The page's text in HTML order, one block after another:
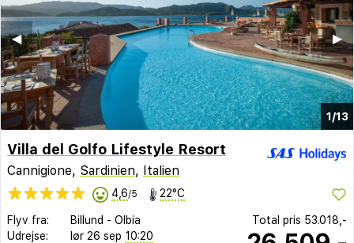
1/13
▶︎
◀︎
Villa del Golfo Lifestyle Resort
Cannigione, Sardinien, Italien
4,6/5 22°C
Flyv fra: Billund - Olbia
Udrejse:
lør 26 sep 10:20
Total pris 53.018,-